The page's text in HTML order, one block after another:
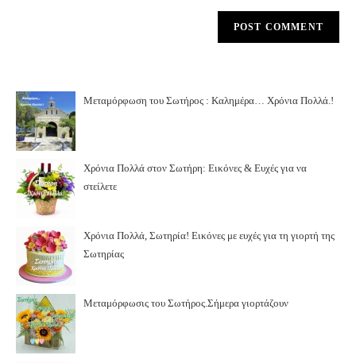
Μεταμόρφωση του Σωτήρος : Καλημέρα… Χρόνια Πολλά.!
Χρόνια Πολλά στον Σωτήρη: Εικόνες & Ευχές για να
στείλετε
Χρόνια Πολλά, Σωτηρία! Εικόνες με ευχές για τη γιορτή της
Σωτηρίας
Μεταμόρφωσις του Σωτήρος.Σήμερα γιορτάζουν